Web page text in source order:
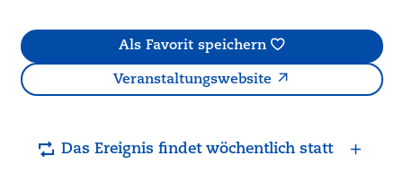
Als Favorit speichern
Veranstaltungswebsite
Das Ereignis findet wöchentlich statt